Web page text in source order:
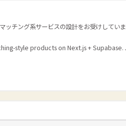
チング系サービスの設計をお受けしてい
style products on Next.js + Supabase.